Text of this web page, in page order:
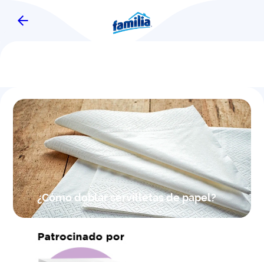
¿Cómo doblar servilletas de papel?